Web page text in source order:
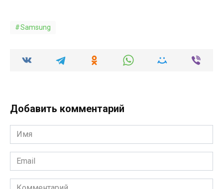
Samsung
Добавить комментарий
Имя
*
Email
*
Комментарий